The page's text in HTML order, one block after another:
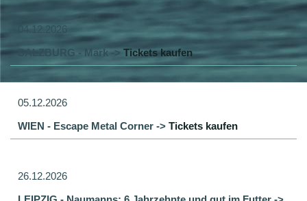
04.12.2026
SALZBURG - Mark -> Tickets kaufen
05.12.2026
WIEN - Escape Metal Corner -> Tickets kaufen
26.12.2026